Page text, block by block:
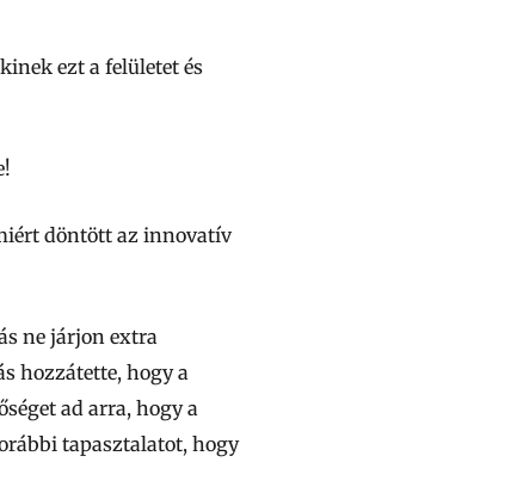
ezt a felületet és
döntött az innovatív
ne járjon extra
hozzátette, hogy a
ad arra, hogy a
tapasztalatot, hogy